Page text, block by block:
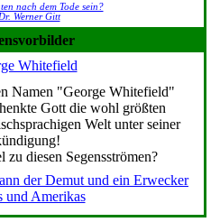
nach dem Tode sein?
Werner Gitt
Namen "George Whitefield"
Gott die wohl größten
Welt unter seiner
zu diesen Segensströmen?
der Demut und ein Erwecker
und Amerikas